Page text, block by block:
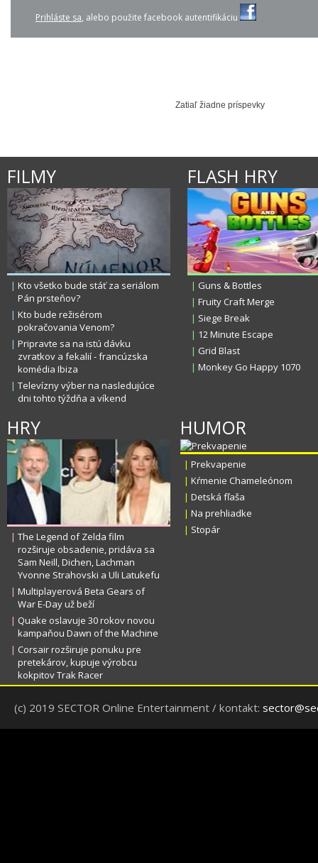
Prihláste sa, alebo použite facebook autentifikáciu
Zatiaľ žiadne príspevky
FILMY
| Kto všetko bude stáť za seriálom
Pán prsteňov?
| Kto bude režisérom
pokračovania Venom?
| Pripravte sa na istú dávku
zvratkov a fekalií - francúzska
komédia Ibiza
| Televízny výber na nasledujúce
dni tohto týždňa a víkend
FLASH HRY
| Guns & Bottles
| Fruity Craft Merge
| Siege Break
| 12 Minute Escape
| Grid Blast
| Monkey Go Happy 1070
HRY
| The Legend of Zelda film
rozširuje obsadenie, pridáva sa
Sam Neill, Dichen, Lachman
Yvonne Strahovski a Uli Latukefu
| Multiplayerová Beta Gears of
War E-Day už beží
| Quake oslavuje 30 rokov novou
kampaňou Dawn of the Machine
| Corsair rozširuje ponuku pre
pretekárov, kupuje výrobcu
kokpitov Trak Racer
HUMOR
| Prekvapenie
| Kŕmenie Chameleónom
| Detská fľaša
| Na prehliadke
| Stopár
(c) 2019 SECTOR Online Entertainment / kontakt: